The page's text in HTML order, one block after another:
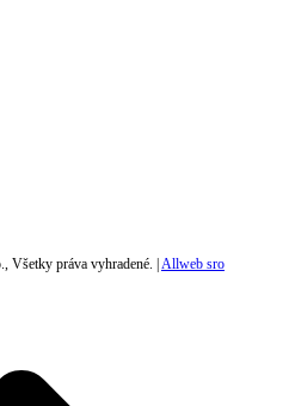
práva vyhradené. |Allweb sro